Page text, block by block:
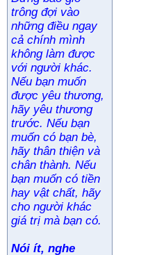
trông đợi vào
những điều ngay
cả chính mình
không làm được
với người khác.
Nếu bạn muốn
được yêu thương,
hãy yêu thương
trước. Nếu bạn
muốn có bạn bè,
hãy thân thiện và
chân thành. Nếu
bạn muốn có tiền
hay vật chất, hãy
cho người khác
giá trị mà bạn có.
Nói ít, nghe